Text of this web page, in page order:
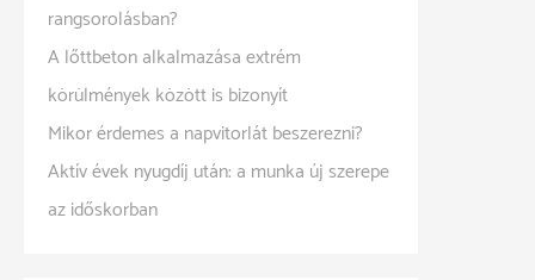
rangsorolásban?
A lőttbeton alkalmazása extrém
körülmények között is bizonyít
Mikor érdemes a napvitorlát beszerezni?
Aktív évek nyugdíj után: a munka új szerepe
az időskorban